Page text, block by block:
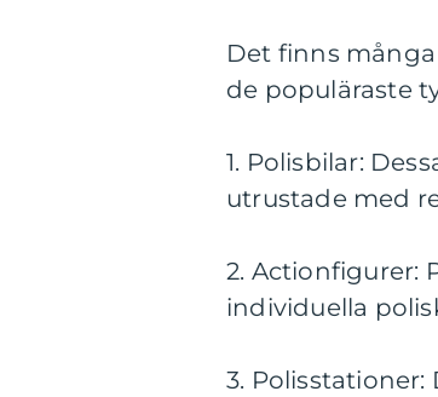
Det finns
de populäraste
1. Polisbilar:
utrustade med
2. Actionfigurer:
individuella
3.